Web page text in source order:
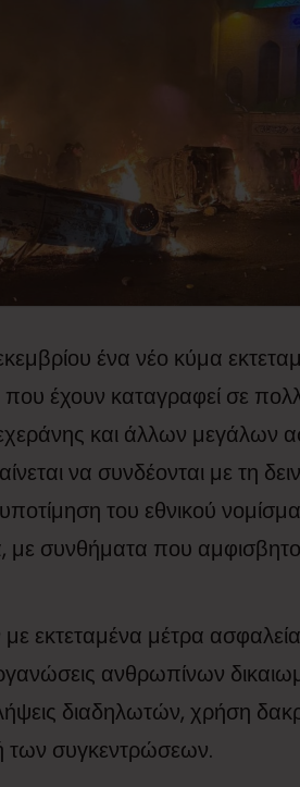
ένα νέο κύμα
έχουν καταγραφεί σε
και άλλων μεγάλων
να συνδέονται με τη
υποτίμηση του εθνικού
με συνθήματα που
εκτεταμένα μέτρα
ανθρωπίνων
διαδηλωτών, χρήση
των συγκεντρώσεων.